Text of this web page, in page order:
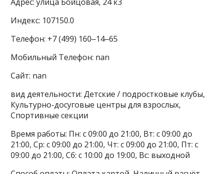
Индекс: 107150.0
Телефон: +7 (499) 160‒14‒65
Мобильный Телефон: nan
Сайт: nan
вид деятельности: Детские / подростковые клубы,
Культурно-досуговые центры для взрослых,
Спортивные секции
Время работы: Пн: с 09:00 до 21:00, Вт: с 09:00 до
21:00, Ср: с 09:00 до 21:00, Чт: с 09:00 до 21:00, Пт: с
09:00 до 21:00, Сб: с 10:00 до 19:00, Вс: выходной